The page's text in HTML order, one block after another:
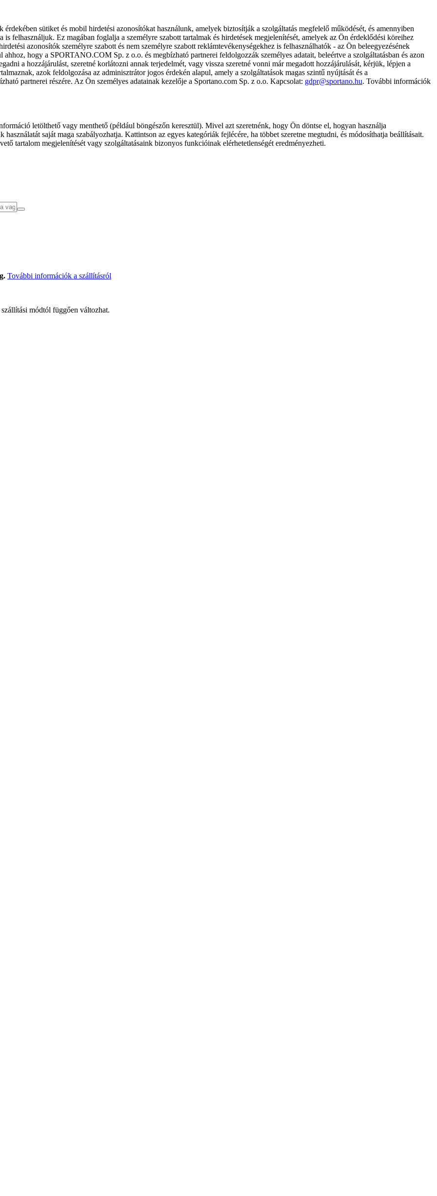
sütiket és mobil hirdetési azonosítókat használunk, amelyek biztosítják a szolgáltatás megfelelő működését, és amennyiben
is felhasználjuk. Ez magában foglalja a személyre szabott tartalmak és hirdetések megjelenítését, amelyek az Ön érdeklődési köreihez
azonosítók személyre szabott és nem személyre szabott reklámtevékenységekhez is felhasználhatók - az Ön beleegyezésének
hogy a SPORTANO.COM Sp. z o.o. és megbízható partnerei feldolgozzák személyes adatait, beleértve a szolgáltatásban és azon
a hozzájárulást, szeretné korlátozni annak terjedelmét, vagy vissza szeretné vonni már megadott hozzájárulását, kérjük, lépjen a
azok feldolgozása az adminisztrátor jogos érdekén alapul, amely a szolgáltatások magas szintű nyújtását és a
partnerei részére. Az Ön személyes adatainak kezelője a Sportano.com Sp. z o.o. Kapcsolat: gdpr@sportano.hu. További információk
letölthető vagy menthető (például böngészőn keresztül). Mivel azt szeretnénk, hogy Ön döntse el, hogyan használja
saját maga szabályozhatja. Kattintson az egyes kategóriák fejlécére, ha többet szeretne megtudni, és módosíthatja beállításait.
tartalom megjelenítését vagy szolgáltatásaink bizonyos funkcióinak elérhetetlenségét eredményezheti.
További információk a szállításról
módtól függően változhat.